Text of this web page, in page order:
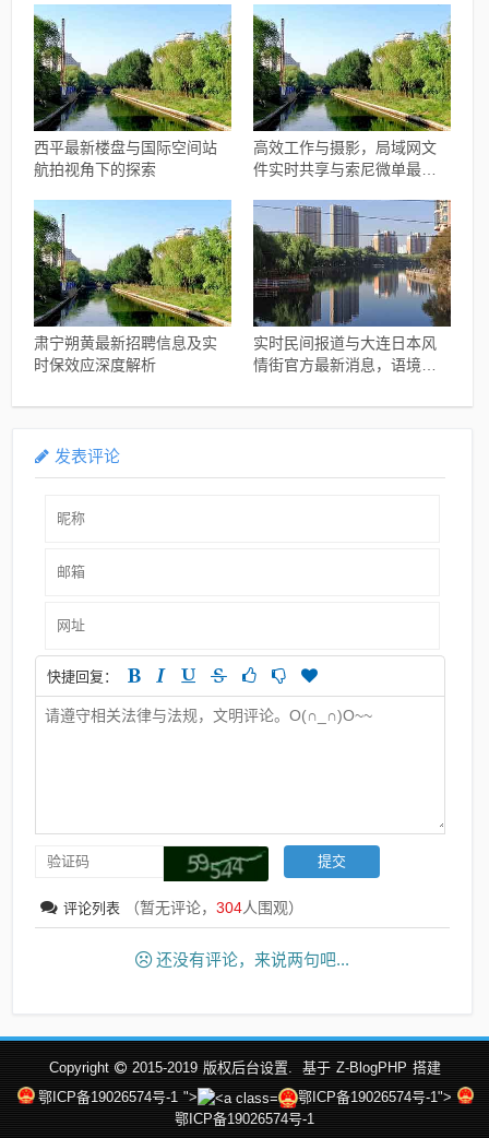
西平最新楼盘与国际空间站
航拍视角下的探索
高效工作与摄影，局域网文
件实时共享与索尼微单最新
肃宁朔黄最新招聘信息及实
时保效应深度解析
实时民间报道与大连日本风
情街官方最新消息，语境下
发表评论
快捷回复：
评论列表 （暂无评论，304人围观）
还没有评论，来说两句吧...
Copyright 2015-2019 版权后台设置. 基于 Z-BlogPHP 搭建
鄂ICP备19026574号-1 ">
鄂ICP备19026574号-1">
鄂ICP备19026574号-1